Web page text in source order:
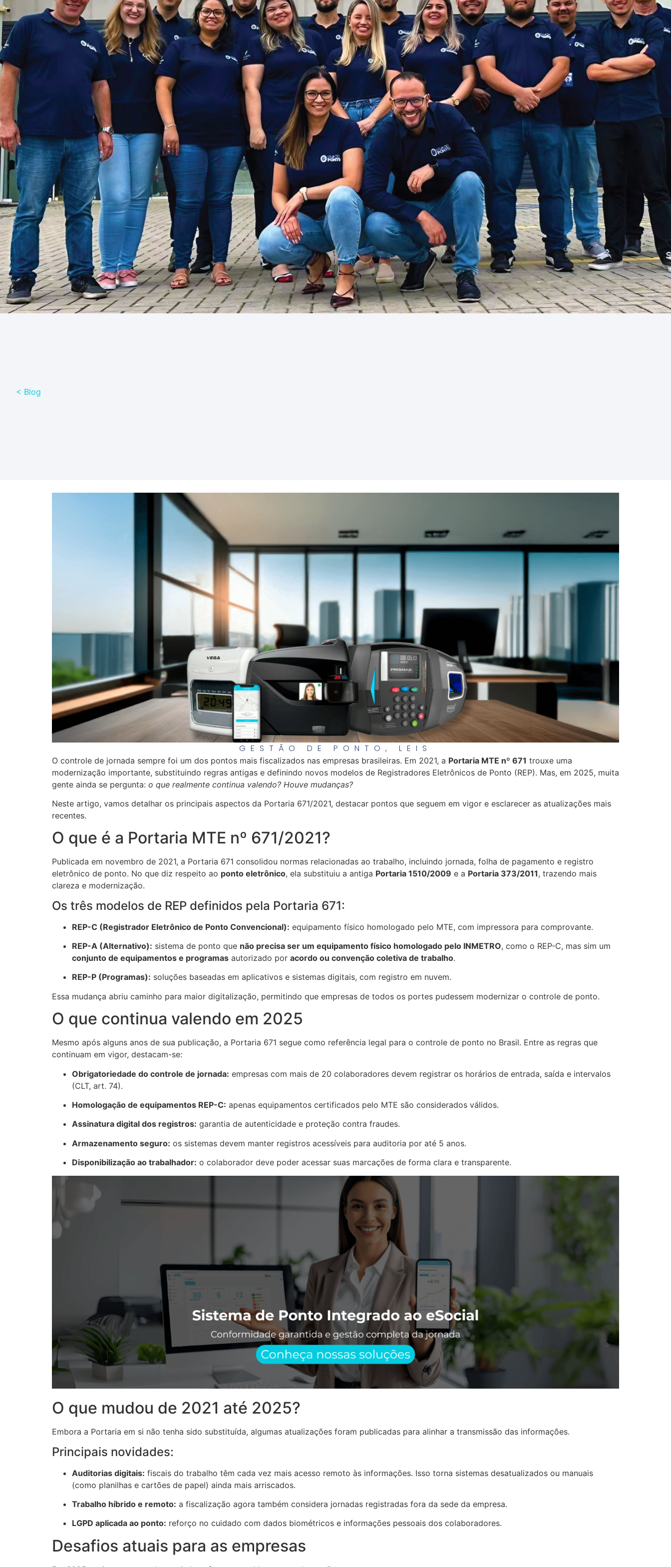
< Blog
GESTÃO DE PONTO , LEIS
O controle de jornada sempre foi um dos pontos mais fiscalizados nas empresas brasileiras. Em 2021, a Portaria MTE nº 671 trouxe uma
modernização importante, substituindo regras antigas e definindo novos modelos de Registradores Eletrônicos de Ponto (REP). Mas, em 2025, muita
gente ainda se pergunta: o que realmente continua valendo? Houve mudanças?
Neste artigo, vamos detalhar os principais aspectos da Portaria 671/2021, destacar pontos que seguem em vigor e esclarecer as atualizações mais
recentes.
O que é a Portaria MTE nº 671/2021?
Publicada em novembro de 2021, a Portaria 671 consolidou normas relacionadas ao trabalho, incluindo jornada, folha de pagamento e registro
eletrônico de ponto. No que diz respeito ao ponto eletrônico, ela substituiu a antiga Portaria 1510/2009 e a Portaria 373/2011, trazendo mais
clareza e modernização.
Os três modelos de REP definidos pela Portaria 671:
REP-C (Registrador Eletrônico de Ponto Convencional): equipamento físico homologado pelo MTE, com impressora para comprovante.
REP-A (Alternativo): sistema de ponto que não precisa ser um equipamento físico homologado pelo INMETRO, como o REP-C, mas sim um
conjunto de equipamentos e programasautorizado por acordo ou convenção coletiva de trabalho.
REP-P (Programas): soluções baseadas em aplicativos e sistemas digitais, com registro em nuvem.
Essa mudança abriu caminho para maior digitalização, permitindo que empresas de todos os portes pudessem modernizar o controle de ponto.
O que continua valendo em 2025
Mesmo após alguns anos de sua publicação, a Portaria 671 segue como referência legal para o controle de ponto no Brasil. Entre as regras que
continuam em vigor, destacam-se:
Obrigatoriedade do controle de jornada: empresas com mais de 20 colaboradores devem registrar os horários de entrada, saída e intervalos
(CLT, art. 74).
Homologação de equipamentos REP-C: apenas equipamentos certificados pelo MTE são considerados válidos.
Assinatura digital dos registros: garantia de autenticidade e proteção contra fraudes.
Armazenamento seguro: os sistemas devem manter registros acessíveis para auditoria por até 5 anos.
Disponibilização ao trabalhador: o colaborador deve poder acessar suas marcações de forma clara e transparente.
O que mudou de 2021 até 2025?
Embora a Portaria em si não tenha sido substituída, algumas atualizações foram publicadas para alinhar a transmissão das informações.
Principais novidades:
Auditorias digitais: fiscais do trabalho têm cada vez mais acesso remoto às informações. Isso torna sistemas desatualizados ou manuais
(como planilhas e cartões de papel) ainda mais arriscados.
Trabalho híbrido e remoto: a fiscalização agora também considera jornadas registradas fora da sede da empresa.
LGPD aplicada ao ponto: reforço no cuidado com dados biométricos e informações pessoais dos colaboradores.
Desafios atuais para as empresas